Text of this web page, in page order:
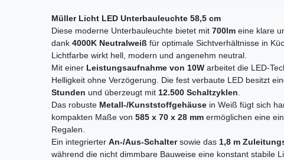
Müller Licht LED Unterbauleuchte 58,5 cm
Diese moderne Unterbauleuchte bietet mit 700lm eine klare
dank 4000K Neutralweiß für optimale Sichtverhältnisse in
Lichtfarbe wirkt hell, modern und angenehm neutral.
Mit einer Leistungsaufnahme von 10W arbeitet die LED-
Helligkeit ohne Verzögerung. Die fest verbaute LED besitzt
Stunden und überzeugt mit 12.500 Schaltzyklen.
Das robuste Metall-/Kunststoffgehäuse in Weiß fügt sich
kompakten Maße von 585 x 70 x 28 mm ermöglichen eine
Regalen.
Ein integrierter An-/Aus-Schaltersowie das 1,8 m
während die nicht dimmbare Bauweise eine konstant stabile